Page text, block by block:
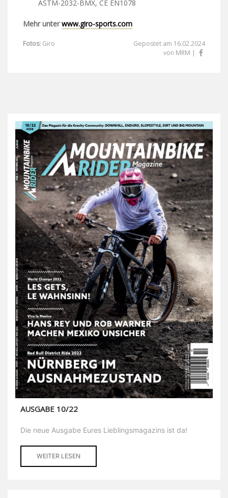
ASTM-2032-BMX, CE EN1078
Mehr unterwww.giro-sports.com
Fotos: Giro
Gepostet am 16.02.2024
von MRM |
AUSGABE 10/22
Die neue Ausgabe Eures Lieblingsmagazins ist da!
WEITER LESEN